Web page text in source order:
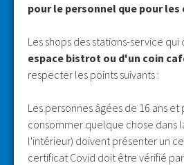
pour le personnel que pour
Les shops des stations-service qui
espace bistrot ou d'un coin
respecter les points suivants :
Les personnes âgées de 16 ans
consommer quelque chose dans
l'intérieur) doivent présenter un
certificat Covid doit être vérifié